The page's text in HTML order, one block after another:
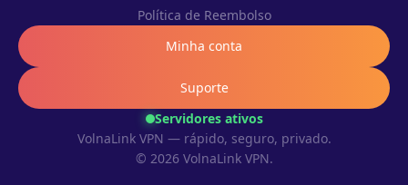
Servidores ativos
VolnaLink VPN — rápido, seguro, privado.
© 2026 VolnaLink VPN.
Política de Reembolso
Minha conta
Suporte